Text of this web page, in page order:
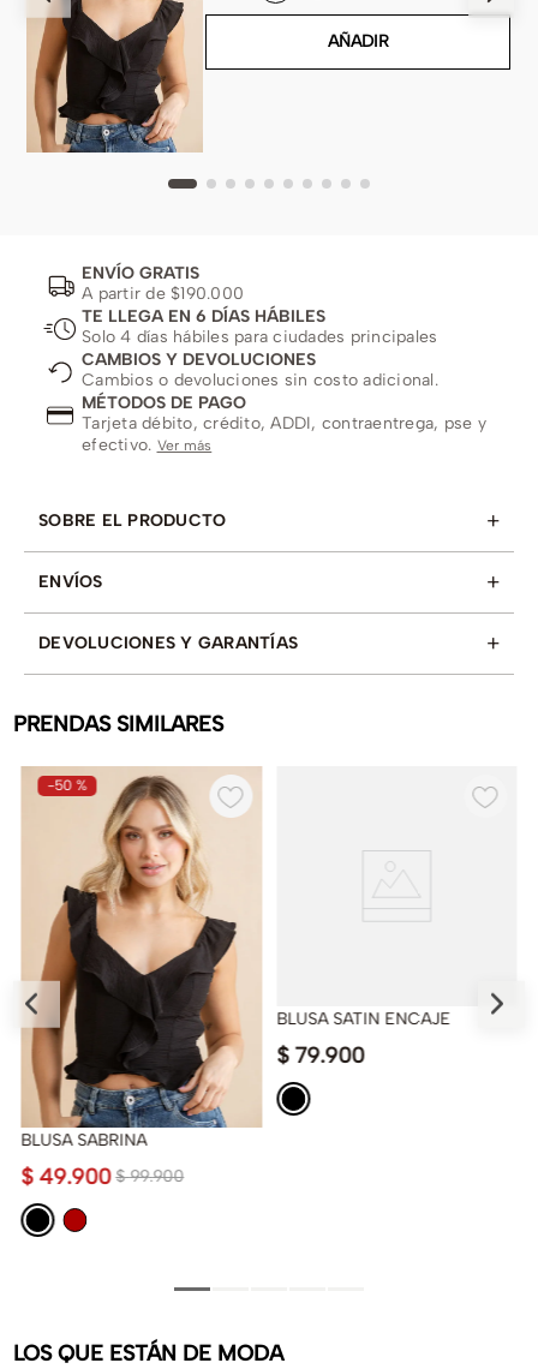
AÑADIR
ENVÍO GRATIS
A partir de $190.000
TE LLEGA EN 6 DÍAS HÁBILES
Solo 4 días hábiles para ciudades principales
CAMBIOS Y DEVOLUCIONES
Cambios o devoluciones sin costo adicional.
MÉTODOS DE PAGO
Tarjeta débito, crédito, ADDI, contraentrega, pse y
efectivo. Ver más
SOBRE EL PRODUCTO +
ENVÍOS +
DEVOLUCIONES Y GARANTÍAS +
PRENDAS SIMILARES
-50 %
BLUSA SABRINA
$ 99.900
$ 49.900
BLUSA SATIN ENCAJE
$ 79.900
LOS QUE ESTÁN DE MODA